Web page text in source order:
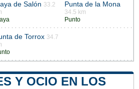
de Salón 33.2
Punta de la Mona
34.5 km
Punto
de Torrox 34.7
Y OCIO EN LOS